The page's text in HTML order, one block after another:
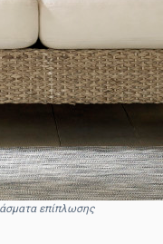
επίπλωσης